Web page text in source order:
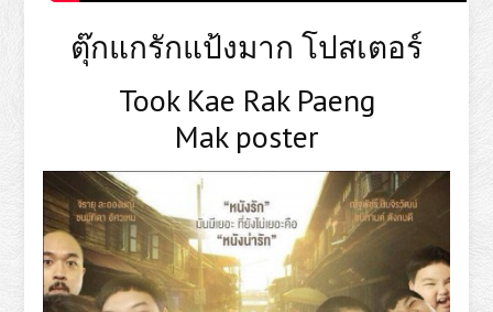
ตุ๊กแกรักแป้งมาก โปสเตอร์
Took Kae Rak Paeng
Mak poster